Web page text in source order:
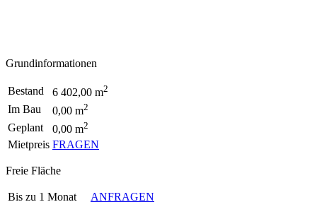
Grundinformationen
Bestand 6 402,00 m2
Im Bau 0,00 m2
Geplant 0,00 m2
Mietpreis FRAGEN
Freie Fläche
Bis zu 1 Monat
ANFRAGEN